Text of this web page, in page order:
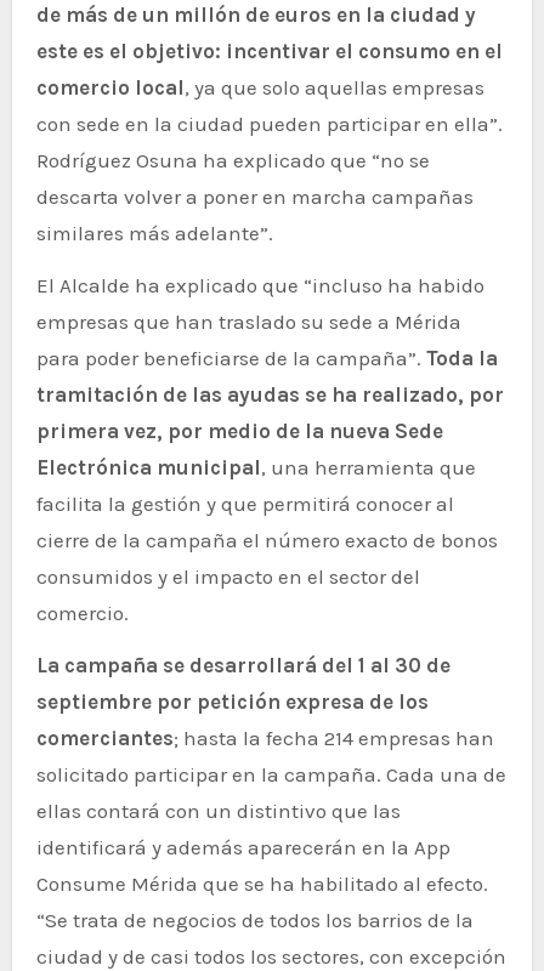
de más de un millón de euros en la ciudad y
este es el objetivo: incentivar el consumo en el
comercio local, ya que solo aquellas empresas
con sede en la ciudad pueden participar en ella”.
Rodríguez Osuna ha explicado que “no se
descarta volver a poner en marcha campañas
similares más adelante”.
El Alcalde ha explicado que “incluso ha habido
empresas que han traslado su sede a Mérida
para poder beneficiarse de la campaña”. Toda la
tramitación de las ayudas se ha realizado, por
primera vez, por medio de la nueva Sede
Electrónica municipal, una herramienta que
facilita la gestión y que permitirá conocer al
cierre de la campaña el número exacto de bonos
consumidos y el impacto en el sector del
comercio.
La campaña se desarrollará del 1 al 30 de
septiembre por petición expresa de los
comerciantes; hasta la fecha 214 empresas han
solicitado participar en la campaña. Cada una de
ellas contará con un distintivo que las
identificará y además aparecerán en la App
Consume Mérida que se ha habilitado al efecto.
“Se trata de negocios de todos los barrios de la
ciudad y de casi todos los sectores, con excepción